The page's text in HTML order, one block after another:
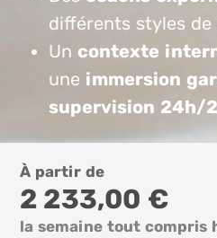
différents styles de
Un contexte
une immersion
supervision 24h/
À partir de
2 233,00 €
la semaine tout compris